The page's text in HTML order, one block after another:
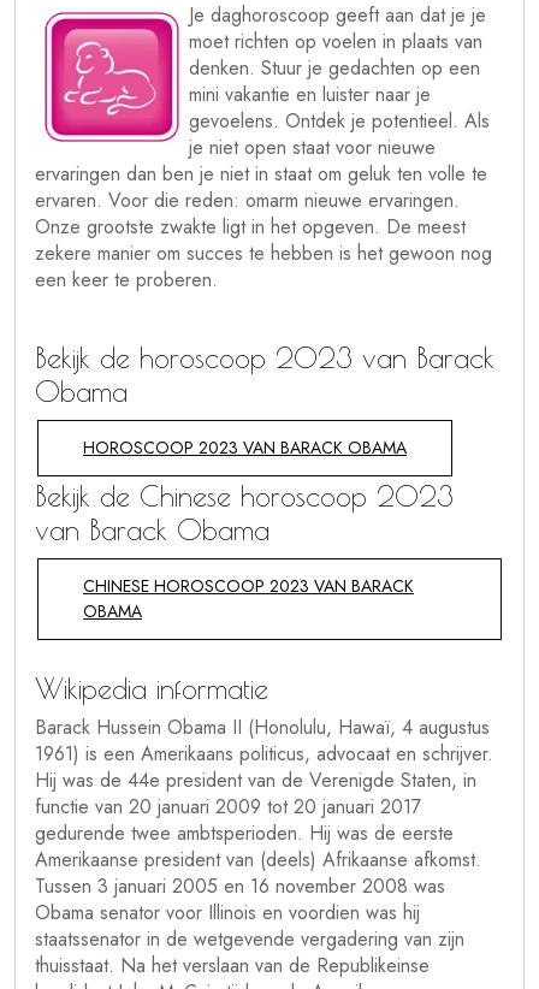
Je daghoroscoop geeft aan dat je je
moet richten op voelen in plaats van
denken. Stuur je gedachten op een
mini vakantie en luister naar je
gevoelens. Ontdek je potentieel. Als
je niet open staat voor nieuwe
ervaringen dan ben je niet in staat om geluk ten volle te
ervaren. Voor die reden: omarm nieuwe ervaringen.
Onze grootste zwakte ligt in het opgeven. De meest
zekere manier om succes te hebben is het gewoon nog
een keer te proberen.
Bekijk de horoscoop 2023 van Barack
Obama
HOROSCOOP 2023 VAN BARACK OBAMA
Bekijk de Chinese horoscoop 2023
van Barack Obama
CHINESE HOROSCOOP 2023 VAN BARACK
OBAMA
Wikipedia informatie
Barack Hussein Obama II (Honolulu, Hawaï, 4 augustus
1961) is een Amerikaans politicus, advocaat en schrijver.
Hij was de 44e president van de Verenigde Staten, in
functie van 20 januari 2009 tot 20 januari 2017
gedurende twee ambtsperioden. Hij was de eerste
Amerikaanse president van (deels) Afrikaanse afkomst.
Tussen 3 januari 2005 en 16 november 2008 was
Obama senator voor Illinois en voordien was hij
staatssenator in de wetgevende vergadering van zijn
thuisstaat. Na het verslaan van de Republikeinse